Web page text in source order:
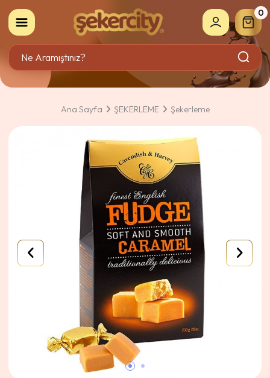
0
Ana Sayfa ŞEKERLEME Şekerleme